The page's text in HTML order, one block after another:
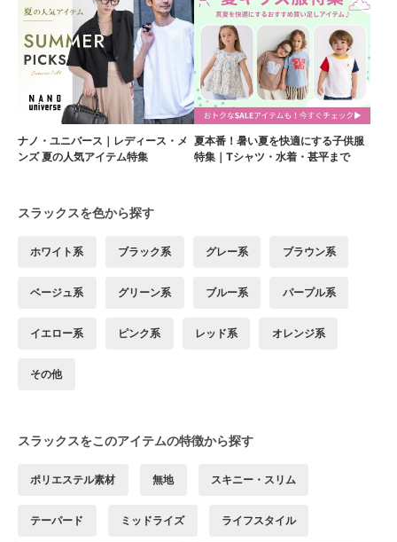
ナノ・ユニバース｜レディース・メ
ンズ 夏の人気アイテム特集
夏本番！暑い夏を快適にする子供服
特集｜Tシャツ・水着・甚平まで
スラックスを色から探す
ホワイト系 ブラック系 グレー系 ブラウン系
ベージュ系 グリーン系 ブルー系 パープル系
イエロー系 ピンク系 レッド系 オレンジ系
その他
スラックスをこのアイテムの特徴から探す
ポリエステル素材 無地 スキニー・スリム
テーパード ミッドライズ ライフスタイル